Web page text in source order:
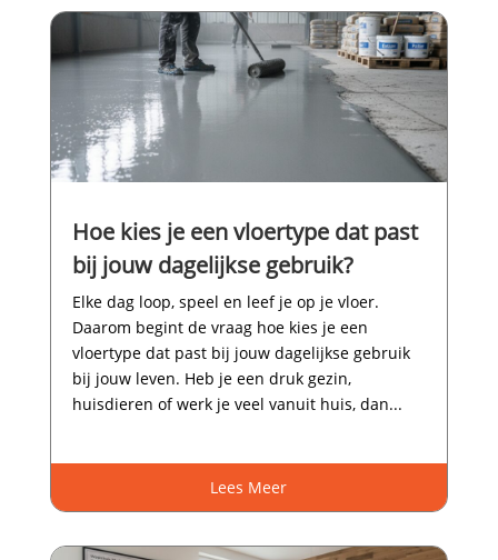
Hoe kies je een vloertype dat past
bij jouw dagelijkse gebruik?
Elke dag loop, speel en leef je op je vloer.​
Daarom begint de vraag hoe kies je een
vloertype dat past bij jouw dagelijkse gebruik
bij jouw leven.​ Heb je een druk gezin,
huisdieren of werk je veel vanuit huis, dan...
Lees Meer